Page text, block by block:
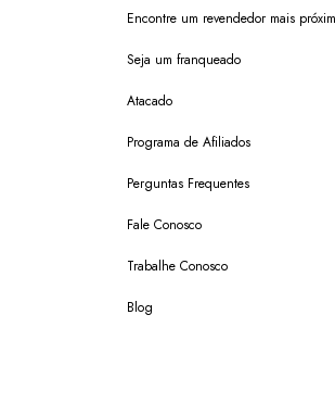
Encontre um revendedor mais
Seja um franqueado
Atacado
Programa de Afiliados
Perguntas Frequentes
Fale Conosco
Trabalhe Conosco
Blog